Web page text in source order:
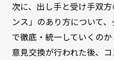
次に、出し手と受け手双
ンス」のあり方について
で徹底・統一していくの
意見交換が行われた後、